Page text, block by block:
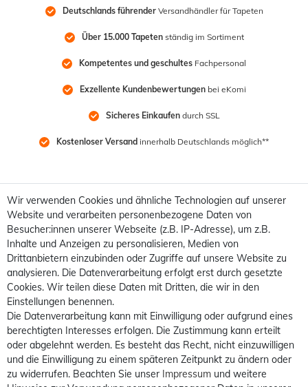
Deutschlands führender Versandhändler für Tapeten
Über 15.000 Tapeten ständig im Sortiment
Kompetentes und geschultes Fachpersonal
Exzellente Kundenbewertungen bei eKomi
Sicheres Einkaufen durch SSL
Kostenloser Versand innerhalb Deutschlands möglich**
Wir verwenden Cookies und ähnliche Technologien auf unserer
Website und verarbeiten personenbezogene Daten von
Besucher:innen unserer Webseite (z.B. IP-Adresse), um z.B.
Inhalte und Anzeigen zu personalisieren, Medien von
Drittanbietern einzubinden oder Zugriffe auf unsere Website zu
analysieren. Die Datenverarbeitung erfolgt erst durch gesetzte
Cookies. Wir teilen diese Daten mit Dritten, die wir in den
Einstellungen benennen.
Die Datenverarbeitung kann mit Einwilligung oder aufgrund eines
berechtigten Interesses erfolgen. Die Zustimmung kann erteilt
oder abgelehnt werden. Es besteht das Recht, nicht einzuwilligen
und die Einwilligung zu einem späteren Zeitpunkt zu ändern oder
zu widerrufen. Beachten Sie unser Impressum und weitere